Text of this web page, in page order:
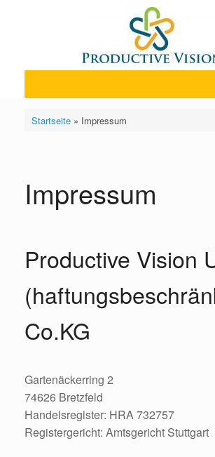
Startseite» Impressum
Impressum
Productive Vision
Co.KG
Gartenäckerring 2
74626 Bretzfeld
Handelsregister: HRA 732757
Registergericht: Amtsgericht Stuttgart